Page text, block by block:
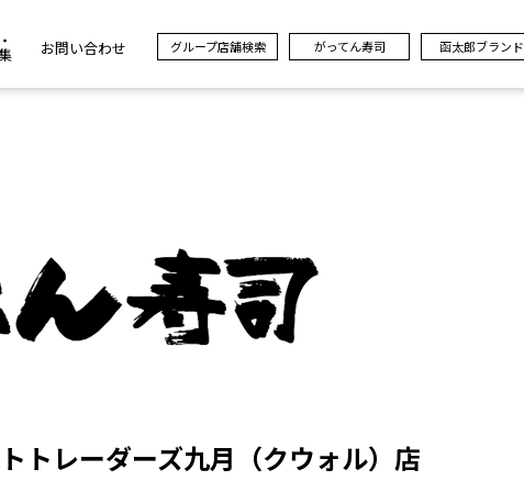
お問い合わせ グループ店舗検索 がってん寿司 函太郎ブランド
トレーダーズ九月（クウォル）店